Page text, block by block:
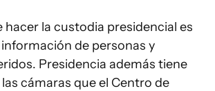
hacer la custodia presidencial es
de personas y
Presidencia además tiene
cámaras que el Centro de